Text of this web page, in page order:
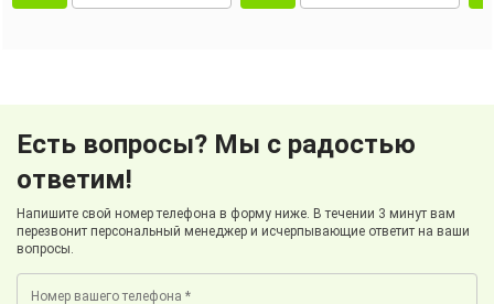
Есть вопросы? Мы с радостью
ответим!
Напишите свой номер телефона в форму ниже. В течении 3 минут вам
перезвонит персональный менеджер и исчерпывающие ответит на ваши
вопросы.